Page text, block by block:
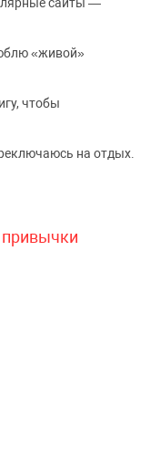
сайты —
«живой»
чтобы
на отдых.
привычки